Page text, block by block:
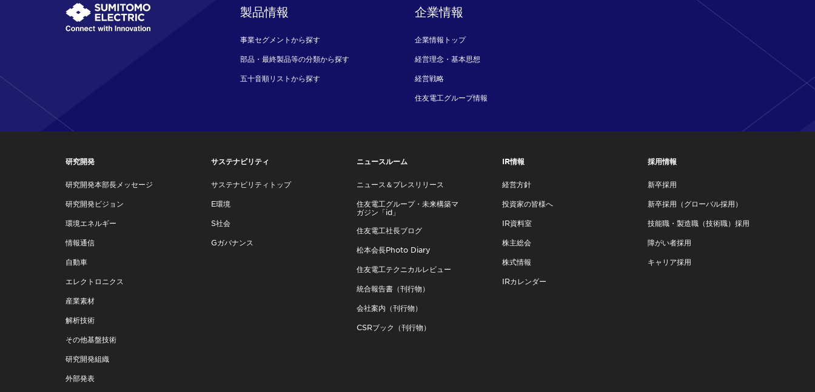
製品情報
事業セグメントから探す
部品・最終製品等の分類から探す
五十音順リストから探す
企業情報
企業情報トップ
経営理念・基本思想
経営戦略
住友電工グループ情報
研究開発
研究開発本部長メッセージ
研究開発ビジョン
環境エネルギー
情報通信
自動車
エレクトロニクス
産業素材
解析技術
その他基盤技術
研究開発組織
外部発表
サステナビリティ
サステナビリティトップ
E環境
S社会
Gガバナンス
ニュースルーム
ニュース＆プレスリリース
住友電工グループ・未来構築マ
ガジン「id」
住友電工社長ブログ
松本会長Photo Diary
住友電工テクニカルレビュー
統合報告書（刊行物）
会社案内（刊行物）
CSRブック（刊行物）
IR情報
経営方針
投資家の皆様へ
IR資料室
株主総会
株式情報
IRカレンダー
採用情報
新卒採用
新卒採用（グローバル採用）
技能職・製造職（技術職）採用
障がい者採用
キャリア採用